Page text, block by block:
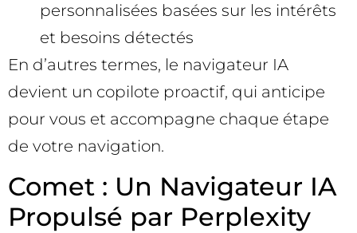
personnalisées basées sur les intérêts
et besoins détectés
En d’autres termes, le navigateur IA
devient un copilote proactif, qui anticipe
pour vous et accompagne chaque étape
de votre navigation.
Comet : Un Navigateur IA
Propulsé par Perplexity